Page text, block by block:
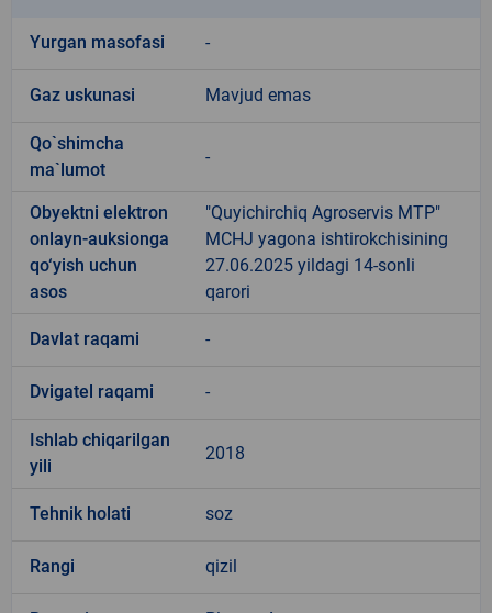
Yurgan masofasi -
Gaz uskunasi Mavjud emas
Qo`shimcha
ma`lumot
-
Obyektni elektron
onlayn-auksionga
qo‘yish uchun
asos
"Quyichirchiq Agroservis MTP"
MCHJ yagona ishtirokchisining
27.06.2025 yildagi 14-sonli
qarori
Davlat raqami -
Dvigatel raqami -
Ishlab chiqarilgan
yili
2018
Tehnik holati soz
Rangi qizil